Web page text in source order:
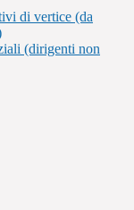
di vertice (da
(dirigenti non